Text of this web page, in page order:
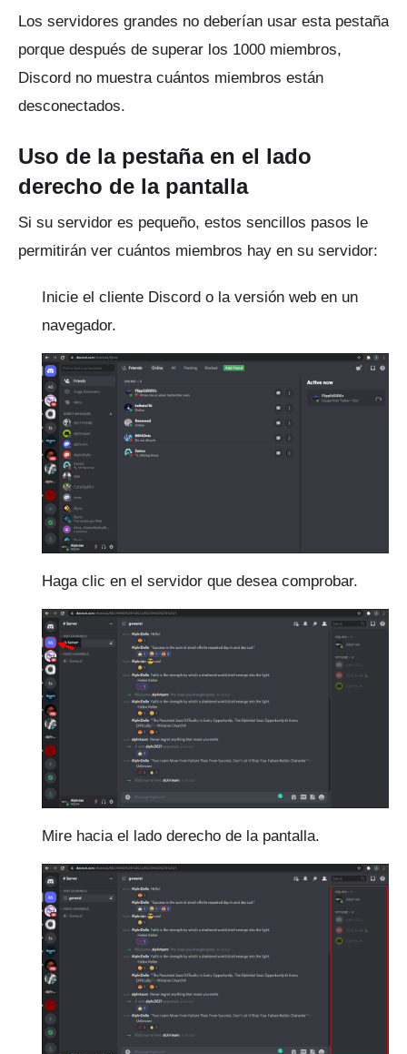
Los servidores grandes no deberían usar esta pestaña
porque después de superar los 1000 miembros,
Discord no muestra cuántos miembros están
desconectados.
Uso de la pestaña en el lado
derecho de la pantalla
Si su servidor es pequeño, estos sencillos pasos le
permitirán ver cuántos miembros hay en su servidor:
Inicie el cliente Discord o la versión web en un
navegador.
Haga clic en el servidor que desea comprobar.
Mire hacia el lado derecho de la pantalla.